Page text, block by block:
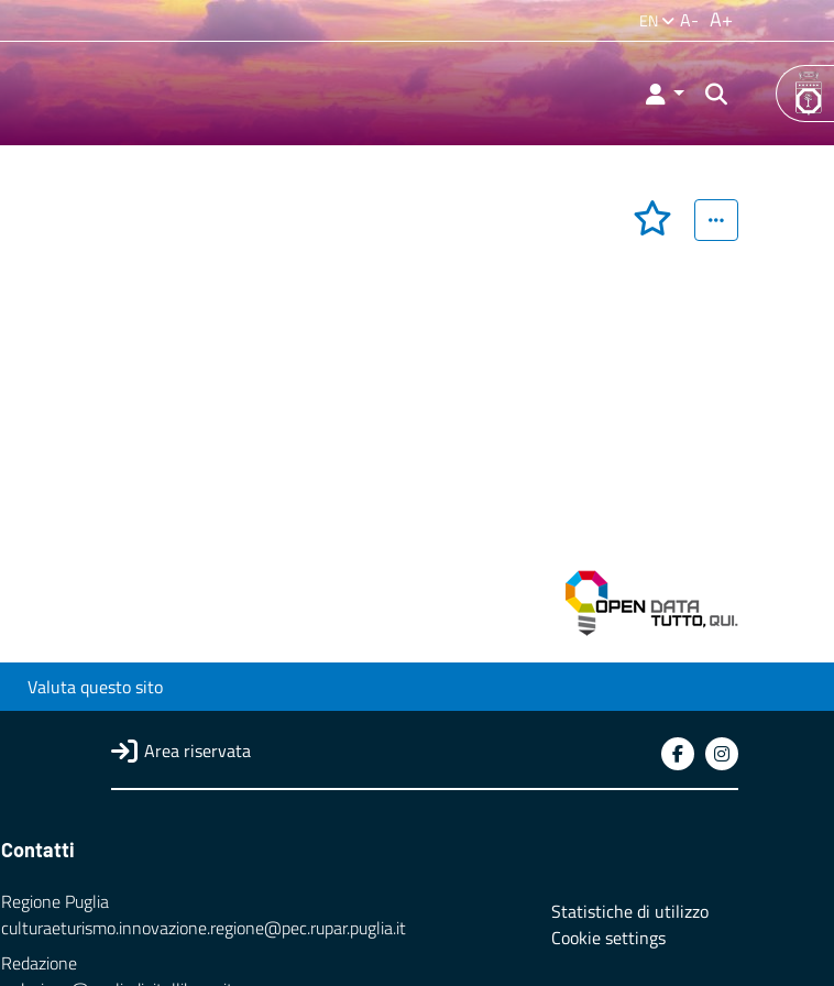
EN A- A+
Valuta questo sito
Area riservata
Contatti
Regione Puglia
culturaeturismo.innovazione.regione@pec.rupar.puglia.it
Redazione
Statistiche di utilizzo
Cookie settings